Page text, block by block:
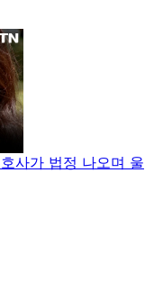
사가 법정 나오며 울